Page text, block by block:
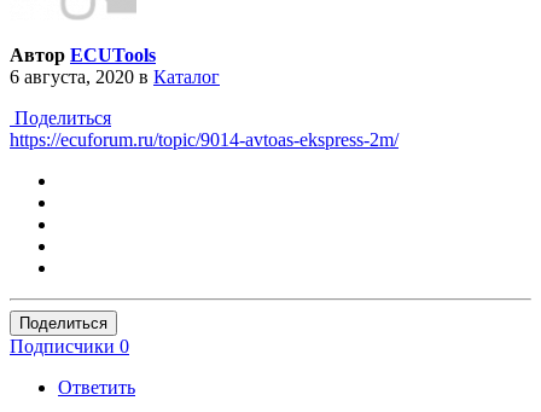
Автор ECUTools
6 августа, 2020 в Каталог
Поделиться
https://ecuforum.ru/topic/9014-avtoas-ekspress-2m/
Поделиться
Подписчики 0
Ответить